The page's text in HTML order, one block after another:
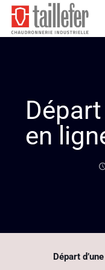
en
Départ